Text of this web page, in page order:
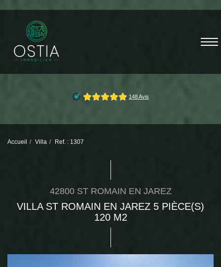
Accueil Villa Ref. : 1307
42800 ST ROMAIN EN JAREZ
VILLA ST ROMAIN EN JAREZ 5 PIÈCE(S)
120 M2